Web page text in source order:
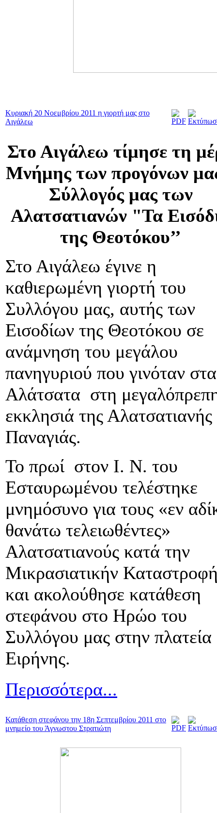
Κυριακή 20 Νοεμβρίου 2011 η γιορτή μας στο
Αιγάλεω
Στο Αιγάλεω τίμησε τη
Μνήμης των προγόνων
Σύλλογός μας των
Αλατσατιανών "Τα
της Θεοτόκου’’
Στο Αιγάλεω έγινε η
καθιερωμένη γιορτή του
Συλλόγου μας, αυτής των
Εισοδίων της Θεοτόκου σε
ανάμνηση του μεγάλου
πανηγυριού που γινόταν στα
Αλάτσατα στη
εκκλησιά της Αλατσατιανής
Παναγιάς.
Το πρωί στον Ι. Ν. του
Εσταυρωμένου τελέστηκε
μνημόσυνο για τους «εν
θανάτω τελειωθέντες»
Αλατσατιανούς κατά την
Μικρασιατικήν
και ακολούθησε κατάθεση
στεφάνου στο Ηρώο του
Συλλόγου μας στην πλατεία
Ειρήνης.
Περισσότερα...
Κατάθεση στεφάνου την 18η Σεπτεμβρίου 2011 στο
μνημείο του Άγνωστου Στρατιώτη